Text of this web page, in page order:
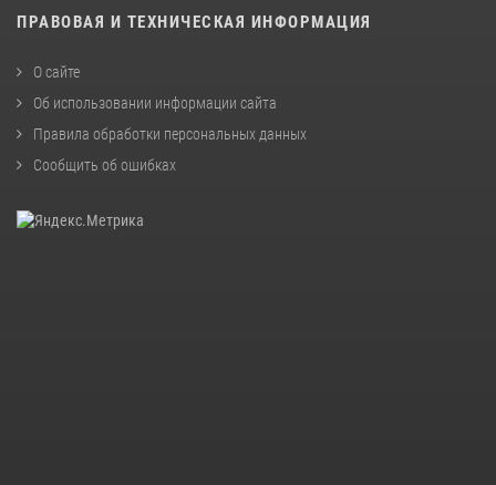
ПРАВОВАЯ И ТЕХНИЧЕСКАЯ ИНФОРМАЦИЯ
О сайте
Об использовании информации сайта
Правила обработки персональных данных
Сообщить об ошибках